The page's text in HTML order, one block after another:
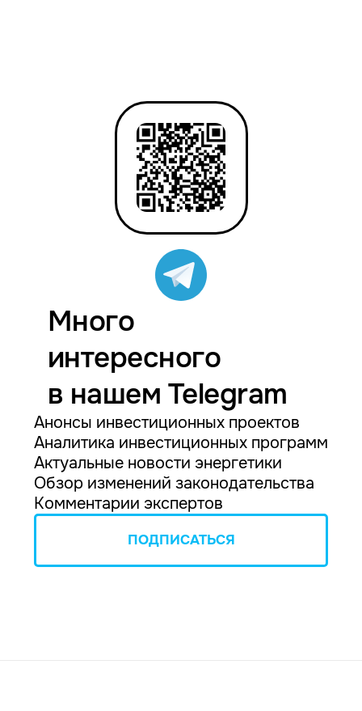
Много
интересного
в нашем Telegram
Анонсы инвестиционных проектов
Аналитика инвестиционных программ
Актуальные новости энергетики
Обзор изменений законодательства
Комментарии экспертов
ПОДПИСАТЬСЯ